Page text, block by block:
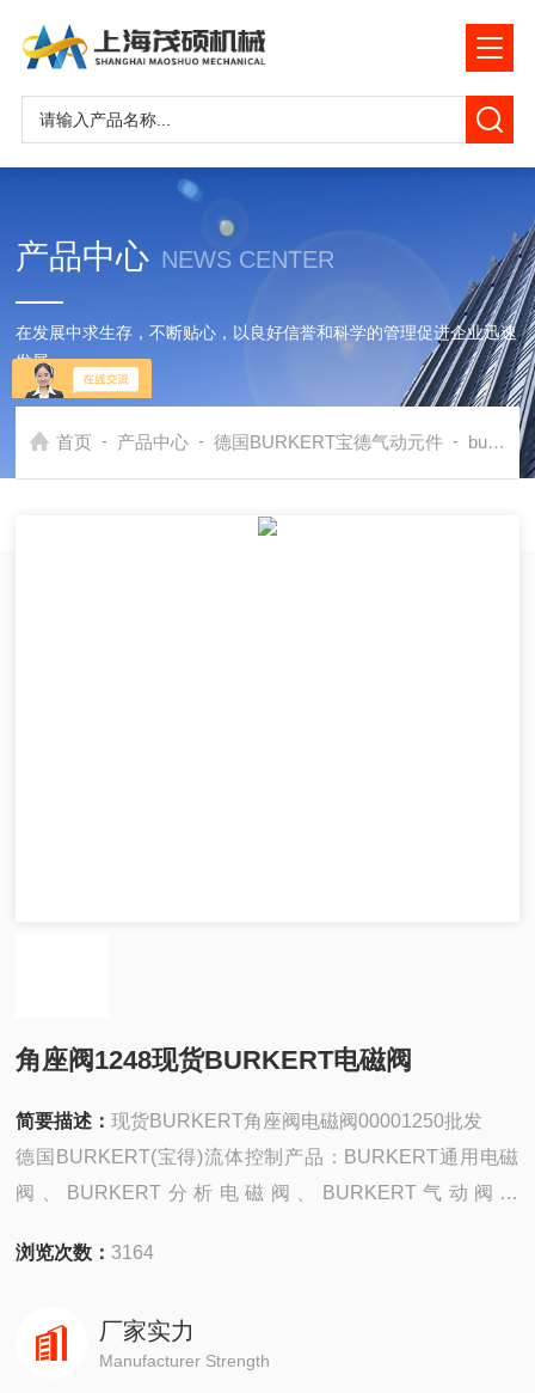
产品中心 NEWS CENTER
在发展中求生存，不断贴心，以良好信誉和科学的管理促进企业迅速
发展
首页 - 产品中心 - 德国BURKERT宝德气动元件 - burkert传感器
角座阀1248现货BURKERT电磁阀
简要描述：现货BURKERT角座阀电磁阀00001250批发
德国BURKERT(宝得)流体控制产品：BURKERT通用电磁
阀、BURKERT分析电磁阀、BURKERT气动阀、
声波\压力变送器等。BURKERT部分常用型号有现货。
浏览次数：3164
厂家实力
Manufacturer Strength